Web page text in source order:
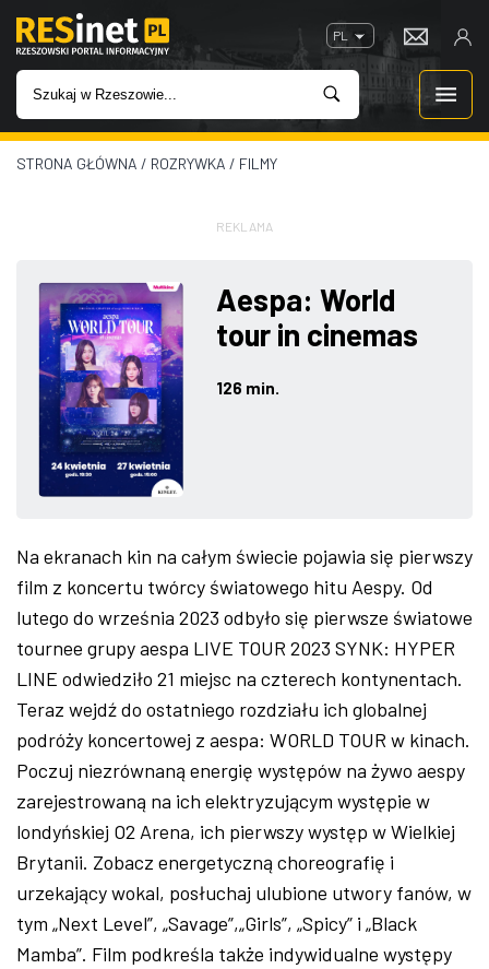
PL
WIADOMOŚCI
IMPREZY
ROZRYWKA
W KINACH
GASTRONOMIA
W RZESZOWIE
STRONA GŁÓWNA / ROZRYWKA / FILMY
REKLAMA
Aespa: World
tour in cinemas
126 min.
Na ekranach kin na całym świecie pojawia się pierwszy
film z koncertu twórcy światowego hitu Aespy. Od
lutego do września 2023 odbyło się pierwsze światowe
tournee grupy aespa LIVE TOUR 2023 SYNK: HYPER
LINE odwiedziło 21 miejsc na czterech kontynentach.
Teraz wejdź do ostatniego rozdziału ich globalnej
podróży koncertowej z aespa: WORLD TOUR w kinach.
Poczuj niezrównaną energię występów na żywo aespy
zarejestrowaną na ich elektryzującym występie w
londyńskiej O2 Arena, ich pierwszy występ w Wielkiej
Brytanii. Zobacz energetyczną choreografię i
urzekający wokal, posłuchaj ulubione utwory fanów, w
tym „Next Level”, „Savage”,„Girls”, „Spicy” i „Black
Mamba”. Film podkreśla także indywidualne występy